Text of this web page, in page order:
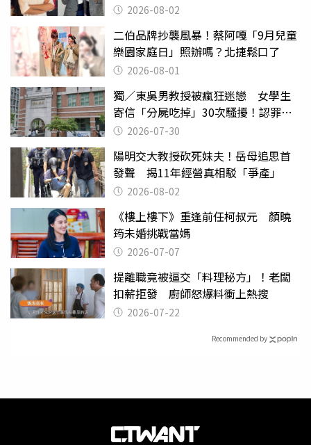
2026-08-02
二伯品牌抄襲風暴！蔡阿嘎「9月兒童
樂園家庭日」照辦嗎？北捷鬆口了
2026-08-01
獨／東吳男教授被瘋狂迷戀 女學生
寄信「分屍吃掉」30次騷擾！認罪免
關 2026-07-30
陽明交大教授砍死妹夫！岳母追思首
發聲 揭11年經營真相駁「爭產」
2026-08-02
《樓上樓下》重逢前任柯叔元 顏曉
筠未婚挑戰當媽
2026-07-07
提離職竟被逼交「料理秘方」！老闆
扣薪拒發 廚師怒爆料衝上熱搜
2026-07-22
Recommended by